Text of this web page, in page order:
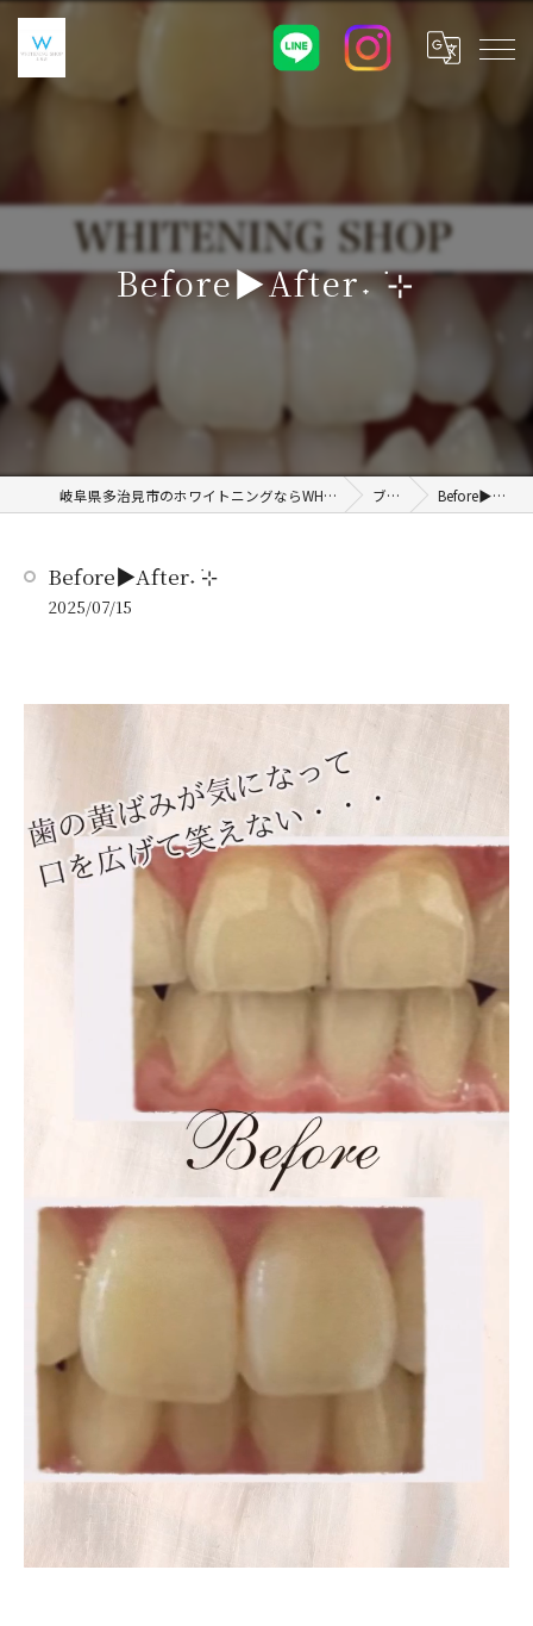
Before▶︎After˖ ࣪⊹
岐阜県多治見市のホワイトニングならWHITENING SHOP 土岐店 ブログ Before▶︎After˖ ࣪⊹
Before▶︎After˖ ࣪⊹
2025/07/15